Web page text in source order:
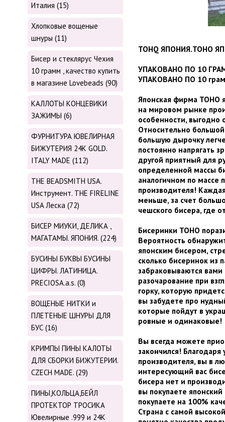
Италия (15)
Хлопковые вощеные
шнуры (11)
Бисер и стеклярус Чехия
10 грамм , качество купить
в магазине Lovebeads (90)
КАЛЛОТЫ КОНЦЕВИКИ
ЗАЖИМЫ (6)
ФУРНИТУРА ЮВЕЛИРНАЯ
БИЖУТЕРИЯ 24К GOLD.
ITALY MADE (112)
THE BEADSMITH USA.
Инструмент. THE FIRELINE
USA Леска (72)
БИСЕР МИУКИ, ДЕЛИКА ,
МАГАТАМЫ. ЯПОНИЯ. (224)
БУСИНЫ БУКВЫ БУСИНЫ
ЦИФРЫ. ЛАТИНИЦА.
PRECIOSA.a.s. (0)
ВОЩЕНЫЕ НИТКИ и
ПЛЕТЕНЫЕ ШНУРЫ ДЛЯ
БУС (16)
КРИМПЫ ПИНЫ КАЛОТЫ
ДЛЯ СБОРКИ БИЖУТЕРИИ.
CZECH MADE. (29)
ПИНЫ,КОЛЬЦА,БЕЙЛ
ПРОТЕКТОР ТРОСИКА
Ювелирные .999 и 24К
ТОНQ ЯПОНИЯ.ТОНО
УПАКОВАНО ПО 10
УПАКОВАНО ПО 10
Японская фирма TOHO
на мировом рынке
особенности, выгодно
Относительно
большую дырочку
постоянно напрягать
другой приятный для
определенной массы
аналогичном по массе
производителя!
меньше, за счет
чешского бисера, где
Бисеринки TOHO
Вероятность
японским бисером,
сколько бисеринок из
забраковываются вами
разочарование при
горку, которую
вы забудете про
которые пойдут в
ровные и одинаковые!
Вы всегда можете
закончился!
производителя, вы в
интересующий вас
бисера нет и
вы покупаете
покупаете на 100%
Страна с самой